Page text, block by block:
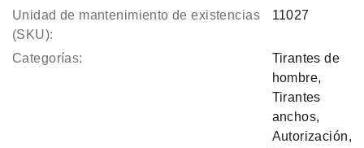
Unidad de mantenimiento de existencias
(SKU):
11027
Categorías:
Tirantes de
hombre,
Tirantes
anchos,
Autorización,